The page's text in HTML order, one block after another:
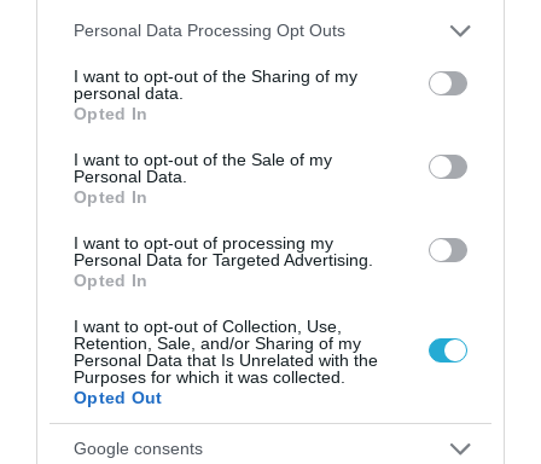
Please note that this website/app uses one or more Google
not limited to your visit or usage behaviour. You may click to
grant or deny consent to Google and its third-party tags to
use your data for below specified purposes in below Google
consent section.
Personal Data Processing Opt Outs
I want to opt-out of the Sharing of my
personal data.
Opted In
I want to opt-out of the Sale of my
Personal Data.
Opted In
I want to opt-out of processing my
Personal Data for Targeted Advertising.
Opted In
I want to opt-out of Collection, Use,
Retention, Sale, and/or Sharing of my
Personal Data that Is Unrelated with the
Purposes for which it was collected.
Opted Out
Google consents
08.08.2026
– Κίνδυνος θραύσης στη γυάλινη
συσκευασία